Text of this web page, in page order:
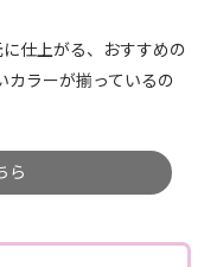
仕上がる、おすすめの
カラーが揃っているの
ら